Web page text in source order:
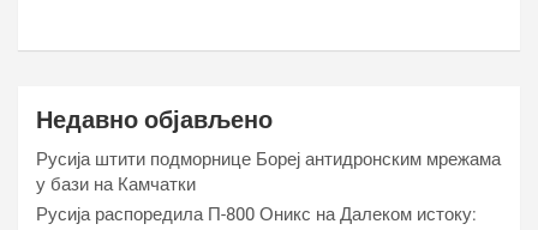
Недавно објављено
Русија штити подморнице Бореј антидронским мрежама
у бази на Камчатки
Русија распоредила П-800 Оникс на Далеком истоку: